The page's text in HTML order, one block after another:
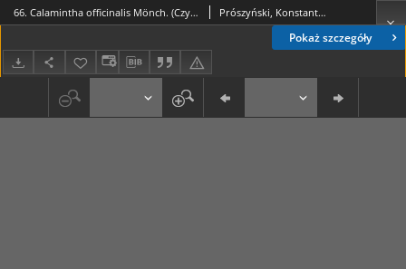
Pokaż szczegóły
66. Calamintha officinalis Mönch. (Czyścica lekarska), Stachys recta L. (Czyściec prosty) Prószyński, Konstanty (1859-1936)